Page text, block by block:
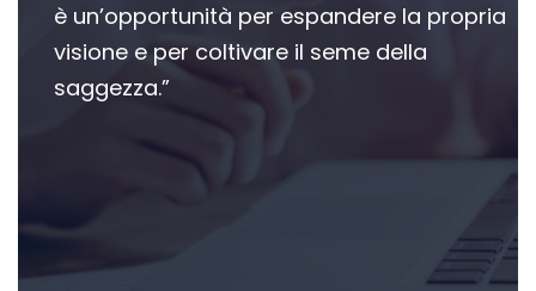
è un’opportunità per espandere la propria
visione e per coltivare il seme della
saggezza.”